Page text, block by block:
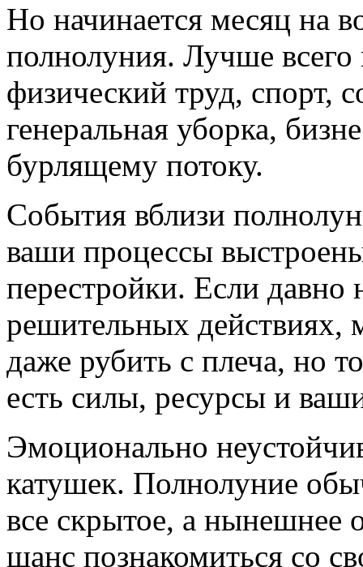
Но начинается месяц на
полнолуния. Лучше всего
физический труд, спорт,
генеральная уборка,
бурлящему потоку.
События вблизи
ваши процессы
перестройки. Если давно
решительных
даже рубить с плеча, но
есть силы, ресурсы и
Эмоционально
катушек. Полнолуние
все скрытое, а нынешнее
шанс познакомиться со